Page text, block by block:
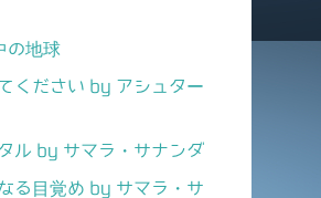
の地球
ください by アシュター
ル by サマラ・サナンダ
る目覚め by サマラ・サ